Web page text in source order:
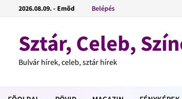
2026.08.09. - Emõd Belépés
Sztár, Celeb,
Bulvár hírek, celeb, sztár hírek